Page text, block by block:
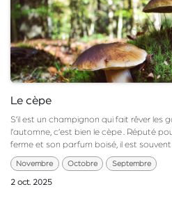
Le cèpe
S’il est un champignon qui fait rêver les
l’automne, c’est bien le cèpe . Réputé
ferme et son parfum boisé, il est souvent
Novembre Octobre Septembre
2 oct. 2025